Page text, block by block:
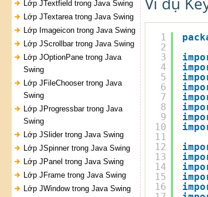
Lớp JTextfield trong Java Swing
Lớp JTextarea trong Java Swing
Lớp Imageicon trong Java Swing
Lớp JScrollbar trong Java Swing
Lớp JOptionPane trong Java
Swing
Lớp JFileChooser trong Java
Swing
Lớp JProgressbar trong Java
Swing
Lớp JSlider trong Java Swing
Lớp JSpinner trong Java Swing
Lớp JPanel trong Java Swing
Lớp JFrame trong Java Swing
Lớp JWindow trong Java Swing
1
2
3
4
5
6
7
8
9
10
11
12
13
14
15
16